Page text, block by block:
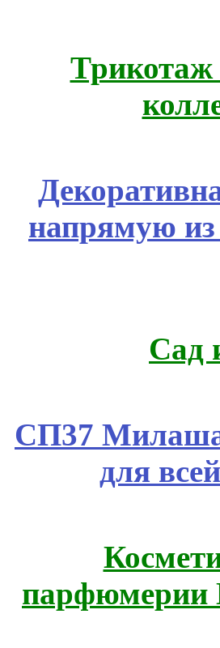
Трикотаж
напрямую
Сад
СП37 Милаша
для
парфюмерии